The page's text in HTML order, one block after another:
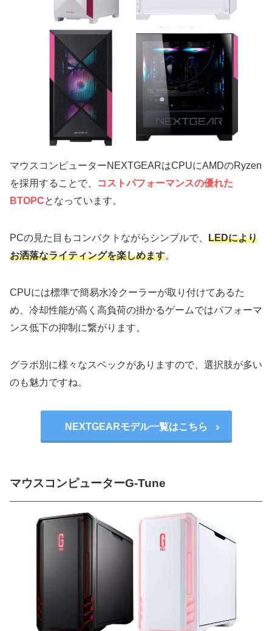
マウスコンピューターNEXTGEARはCPUにAMDのRyzen
を採用することで、
コストパフォーマンスの優れた
BTOPCとなっています。
PCの見た目もコンパクトながらシンプルで、 LEDにより
お洒落なライティングを楽しめます。
CPUには標準で簡易水冷クーラーが取り付けてあるた
め、冷却性能が高く高負荷の掛かるゲームではパフォーマ
ンス低下の抑制に繋がります。
グラボ別に様々なスペックがありますので、選択肢が多い
のも魅力ですね。
NEXTGEARモデル一覧はこちら
マウスコンピューターG-Tune